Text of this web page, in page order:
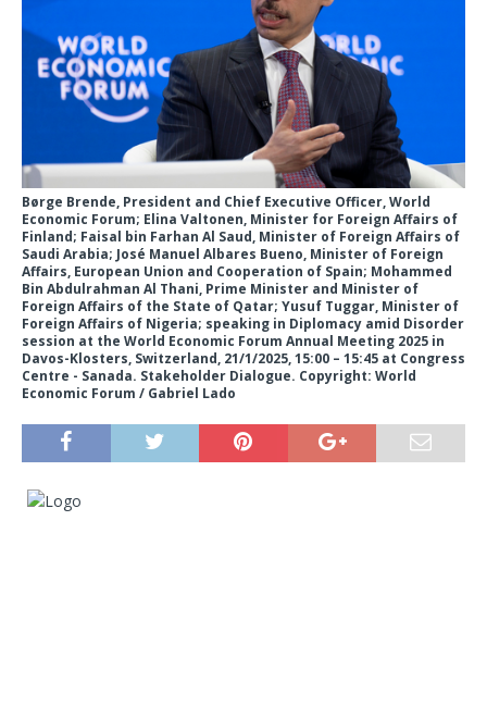
Børge Brende, President and Chief Executive Officer, World
Economic Forum; Elina Valtonen, Minister for Foreign Affairs of
Finland; Faisal bin Farhan Al Saud, Minister of Foreign Affairs of
Saudi Arabia; José Manuel Albares Bueno, Minister of Foreign
Affairs, European Union and Cooperation of Spain; Mohammed
Bin Abdulrahman Al Thani, Prime Minister and Minister of
Foreign Affairs of the State of Qatar; Yusuf Tuggar, Minister of
Foreign Affairs of Nigeria; speaking in Diplomacy amid Disorder
session at the World Economic Forum Annual Meeting 2025 in
Davos-Klosters, Switzerland, 21/1/2025, 15:00 – 15:45 at Congress
Centre - Sanada. Stakeholder Dialogue. Copyright: World
Economic Forum / Gabriel Lado